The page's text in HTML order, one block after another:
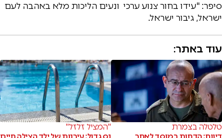
סיפר: "עידו בחור צנוע ערכי ונעים הליכות מלא באהבה לעם
ישראל, גיבור ישראל.
עוד באתר:
טלטלה בצמרת
"המציל זלזל"